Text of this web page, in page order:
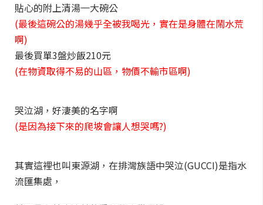
貼心的附上清湯一大碗公
(最後這碗公的湯幾乎全被我喝光，實在是身體在鬧水荒
啊)
最後買單3盤炒飯210元
(在物資取得不易的山區，物價不輸市區啊)
哭泣湖，好淒美的名字啊
(是因為接下來的爬坡會讓人想哭嗎?)
其實這裡也叫東源湖，在排灣族語中哭泣(GUCCI)是指水
流匯集處，